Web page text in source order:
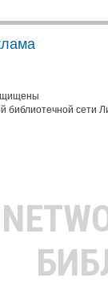
библиотечной сети